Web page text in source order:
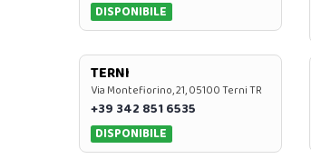
DISPONIBILE
TERNI
Via Montefiorino, 21, 05100 Terni TR
+39 342 851 6535
DISPONIBILE